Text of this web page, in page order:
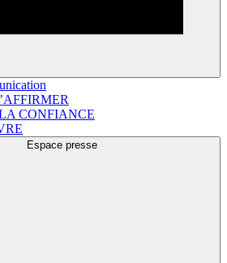
CONFIANCE
Espace presse